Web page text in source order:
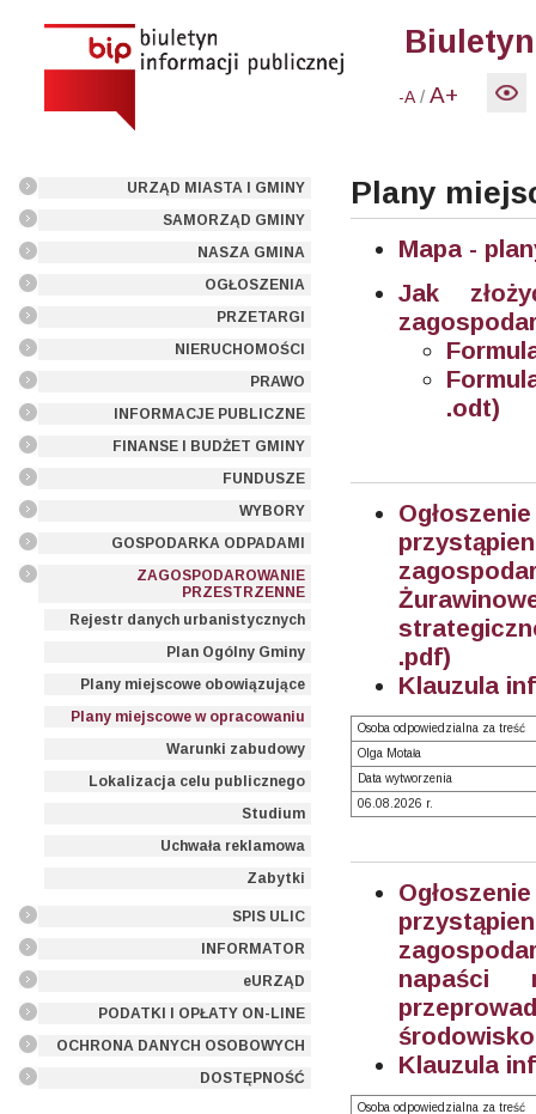
-A /A+
URZĄD MIASTA I GMINY
SAMORZĄD GMINY
NASZA GMINA
OGŁOSZENIA
PRZETARGI
NIERUCHOMOŚCI
PRAWO
INFORMACJE PUBLICZNE
FINANSE I BUDŻET GMINY
FUNDUSZE
WYBORY
GOSPODARKA ODPADAMI
ZAGOSPODAROWANIE
PRZESTRZENNE
Rejestr danych urbanistycznych
Plan Ogólny Gminy
Plany miejscowe obowiązujące
Plany miejscowe w opracowaniu
Warunki zabudowy
Lokalizacja celu publicznego
Studium
Uchwała reklamowa
Zabytki
SPIS ULIC
INFORMATOR
eURZĄD
PODATKI I OPŁATY ON-LINE
OCHRONA DANYCH OSOBOWYCH
DOSTĘPNOŚĆ
Plany
Mapa -
Jak
.odt)
.pdf)
Klauzula
Osoba odpowiedzialna za treść
Olga Motała
Data wytworzenia
06.08.2026 r.
napaści
Klauzula
Osoba odpowiedzialna za treść